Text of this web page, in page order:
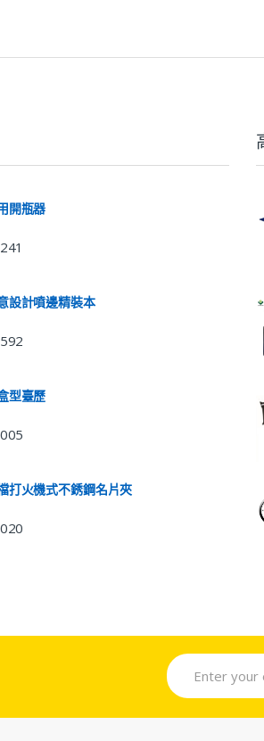
開瓶器
設計噴邊精裝本
型臺歷
打火機式不銹鋼名片夾